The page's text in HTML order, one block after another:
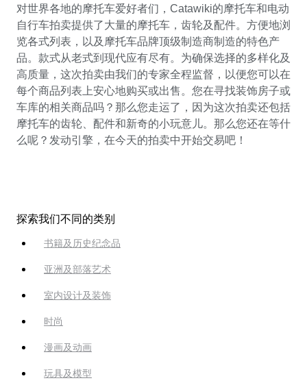
对世界各地的摩托车爱好者们，Catawiki的摩托车和电动
自行车拍卖提供了大量的摩托车，齿轮及配件。方便地浏
览各式列表，以及摩托车品牌顶级制造商制造的特色产
品。款式从老式到现代应有尽有。为确保选择的多样化及
高质量，这次拍卖由我们的专家全程监督，以便您可以在
每个商品列表上安心地购买或出售。您在寻找装饰房子或
车库的相关商品吗？那么您走运了，因为这次拍卖还包括
摩托车的齿轮、配件和新奇的小玩意儿。那么您还在等什
么呢？发动引擎，在今天的拍卖中开始交易吧！
探索我们不同的类别
书籍及历史纪念品
亚洲及部落艺术
室内设计及装饰
时尚
漫画及动画
玩具及模型